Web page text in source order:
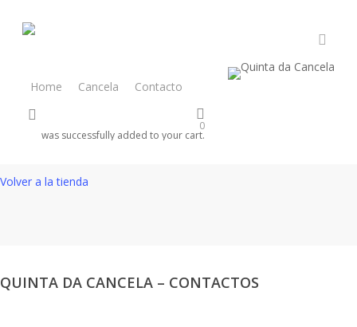
Home
Cancela Contacto
0
was successfully added to your cart.
Tu carrito está vacío.
Volver a la tienda
QUINTA DA CANCELA – CONTACTOS